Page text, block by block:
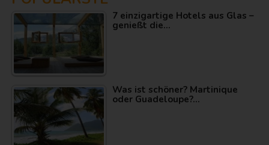
7 einzigartige Hotels aus Glas –
genießt die…
Was ist schöner? Martinique
oder Guadeloupe?…